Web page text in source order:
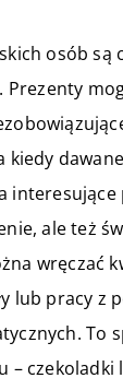
osób są
Prezenty
kiedy
ale też
wręczać
lub pracy z
To
–